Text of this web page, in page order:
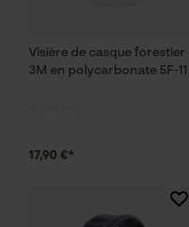
Visière de casque forestier
3M en polycarbonate 5F-11
17,90 €*